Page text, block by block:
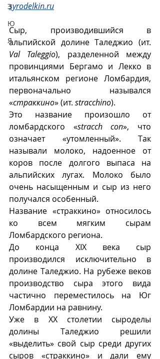
Э
Ю
Я
syrodelkin.ru
Сыр, производившийся в
Val Taleggio), разделенной между
провинциями Бергамо и Лекко в
итальянском регионе Ломбардия,
первоначально назывался
«страккино» (ит. stracchino).
Это название произошло от
ломбардского «stracch con», что
означает «утомленный». Так
называли молоко, надоенное от
коров после долгого выпаса на
альпийских лугах. Молоко было
очень насыщенным и сыр из него
получался особенный.
Название «страккино» относилось
ко всем мягким сырам
Ломбардского региона.
До конца XIX века сыр
производился исключительно в
долине Таледжио. На рубеже веков
производство сыра этого вида
частично переместилось на Юг
Ломбардии на равнину.
Уже в ХХ столетии сыроделы
долины Таледжио решили
«выделить» свой сыр среди других
сыров «страккино» и дали ему